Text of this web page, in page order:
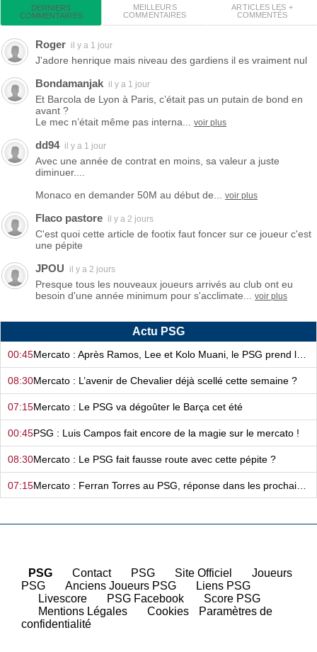
DERNIERS
COMMENTAIRES
MEILLEURS
COMMENTAIRES
ARTICLES LES +
COMMENTÉS
Roger il y a 1 jour
J'adore henrique mais niveau des gardiens il es vraiment nul
Bondamanjak il y a 1 jour
Et Barcola de Lyon à Paris, c’était pas un putain de bond en
avant ?
Le mec n’était même pas interna...
voir plus
dd94 il y a 1 jour
Avec une année de contrat en moins, sa valeur a juste
diminuer....
Monaco en demander 50M au début de...
voir plus
Flaco pastore il y a 2 jours
C'est quoi cette article de footix faut foncer sur ce joueur c'est
une pépite
JPOU il y a 2 jours
Presque tous les nouveaux joueurs arrivés au club ont eu
besoin d'une année minimum pour s'acclimate...
voir plus
Actu PSG
00:45
08:30Mercato : L’avenir de Chevalier déjà scellé cette semaine ?
07:15Mercato : Le PSG va dégoûter le Barça cet été
00:45PSG : Luis Campos fait encore de la magie sur le mercato !
08:30Mercato : Le PSG fait fausse route avec cette pépite ?
07:15
00:45
PSG : Safonov, ça ne va pas durer ?
PSG Contact PSG Site Officiel
Joueurs
PSG
Anciens Joueurs PSG
Liens PSG
Livescore PSG Facebook
Score PSG
Mentions Légales Cookies
Paramètres de
confidentialité